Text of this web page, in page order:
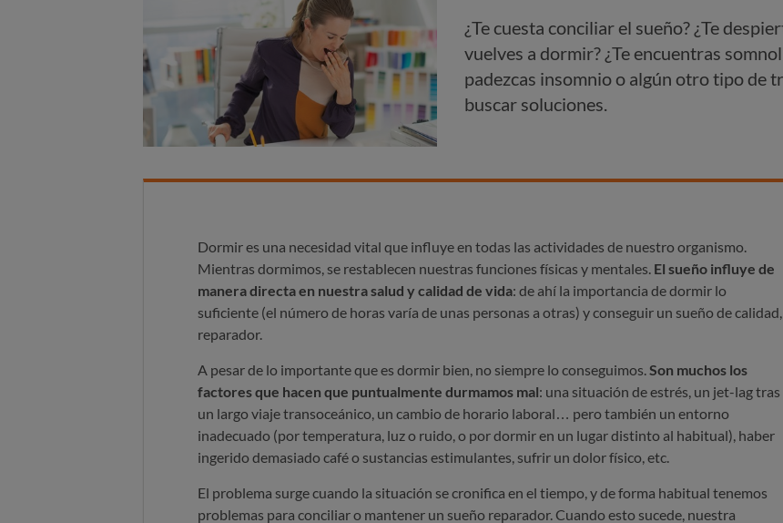
¿Te cuesta conciliar el sueño? ¿Te
vuelves a dormir? ¿Te encuentras
padezcas insomnio o algún otro tipo de
buscar soluciones.
Dormir es una necesidad vital que influye en todas las actividades de nuestro organismo.
Mientras dormimos, se restablecen nuestras funciones físicas y mentales. El sueño influye de
manera directa en nuestra salud y calidad de vida: de ahí la importancia de dormir lo
suficiente (el número de horas varía de unas personas a otras) y conseguir un sueño de calidad,
reparador.
A pesar de lo importante que es dormir bien, no siempre lo conseguimos. Son muchos los
factores que hacen que puntualmente durmamos mal: una situación de estrés, un jet-lag tras
un largo viaje transoceánico, un cambio de horario laboral… pero también un entorno
inadecuado (por temperatura, luz o ruido, o por dormir en un lugar distinto al habitual), haber
ingerido demasiado café o sustancias estimulantes, sufrir un dolor físico, etc.
El problema surge cuando la situación se cronifica en el tiempo, y de forma habitual tenemos
problemas para conciliar o mantener un sueño reparador. Cuando esto sucede, nuestra